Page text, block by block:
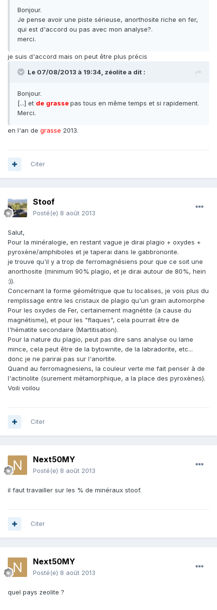
Bonjour.
Je pense avoir une piste sérieuse, anorthosite riche en fer,
qui est d'accord ou pas avec mon analyse?.
merci.
je suis d'accord mais on peut être plus précis
Le 07/08/2013 à 19:34, zéolite a dit :
Bonjour.
[...] et de grassepas tous en même temps et si rapidement.
Merci.
en l'an de grasse 2013.
Citer
Stoof
Posté(e) 8 août 2013
Salut,
Pour la minéralogie, en restant vague je dirai plagio + oxydes +
pyroxène/amphiboles et je taperai dans le gabbronorite.
je trouve qu'il y a trop de ferromagnésiens pour que ce soit une
anorthosite (minimum 90% plagio, et je dirai autour de 80%, hein
:)).
Concernant la forme géométrique que tu localises, je vois plus du
remplissage entre les cristaux de plagio qu'un grain automorphe
Pour les oxydes de Fer, certainement magnétite (a cause du
magnétisme), et pour les "flaques", cela pourrait être de
l'hématite secondaire (Martitisation).
Pour la nature du plagio, peut pas dire sans analyse ou lame
mince, cela peut être de la bytownite, de la labradorite, etc...
donc je ne parirai pas sur l'anortite.
Quand au ferromagnesiens, la couleur verte me fait penser à de
l'actinolite (surement métamorphique, a la place des pyroxènes).
Voili voilou
Citer
Next50MY
Posté(e) 8 août 2013
il faut travailler sur les % de minéraux stoof.
Citer
Next50MY
Posté(e) 8 août 2013
quel pays zeolite ?